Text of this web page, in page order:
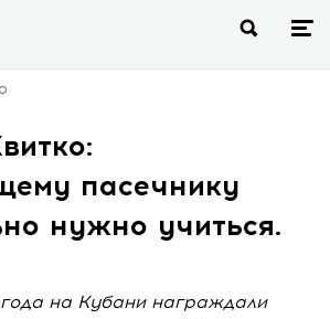
пасечнику
нужно учиться.
на Кубани награждали